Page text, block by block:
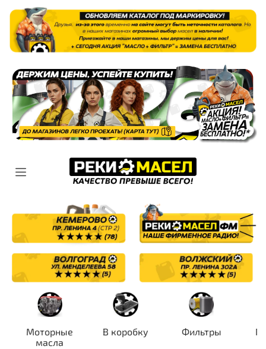
Моторные
масла
В коробку Фильтры